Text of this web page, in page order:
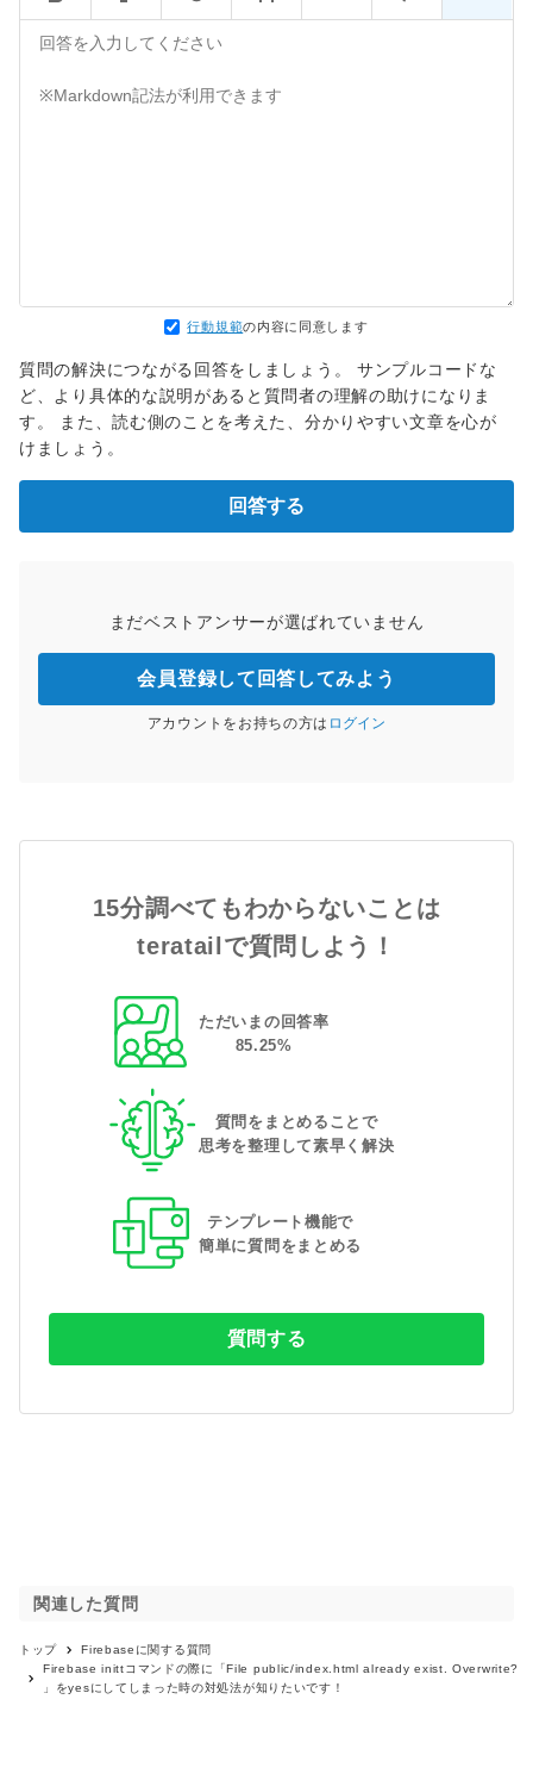
行動規範の内容に同意します
質問の解決につながる回答をしましょう。 サンプルコードな
ど、より具体的な説明があると質問者の理解の助けになりま
す。 また、読む側のことを考えた、分かりやすい文章を心が
けましょう。
回答する
まだベストアンサーが選ばれていません
会員登録して回答してみよう
アカウントをお持ちの方は ログイン
15分調べてもわからないことは
teratailで質問しよう！
ただいまの回答率
85.25%
質問をまとめることで
思考を整理して素早く解決
テンプレート機能で
簡単に質問をまとめる
質問する
関連した質問
トップ Firebase に関する質問
Firebase inittコマンドの際に「File public/index.html already exist. Overwrite?
」をyesにしてしまった時の対処法が知りたいです！